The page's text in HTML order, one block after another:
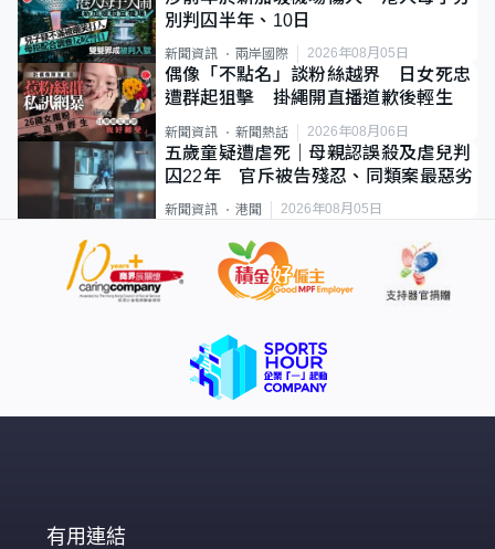
別判囚半年、10日
新聞資訊 兩岸國際 2026年08月05日
偶像「不點名」談粉絲越界 日女死忠
遭群起狙擊 掛繩開直播道歉後輕生
新聞資訊 新聞熱話 2026年08月06日
五歲童疑遭虐死｜母親認誤殺及虐兒判
囚22年 官斥被告殘忍、同類案最惡劣
新聞資訊 港聞 2026年08月05日
有用連結